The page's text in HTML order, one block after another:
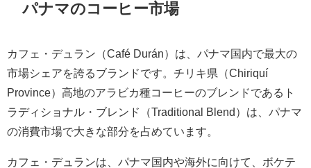
パナマのコーヒー市場
カフェ・デュラン（Café Durán）は、パナマ国内で最大の
市場シェアを誇るブランドです。チリキ県（Chiriquí
Province）高地のアラビカ種コーヒーのブレンドであるト
ラディショナル・ブレンド（Traditional Blend）は、パナマ
の消費市場で大きな部分を占めています。
カフェ・デュランは、パナマ国内や海外に向けて、ボケテ